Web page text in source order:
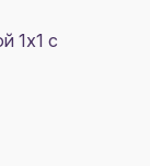
1x1 с